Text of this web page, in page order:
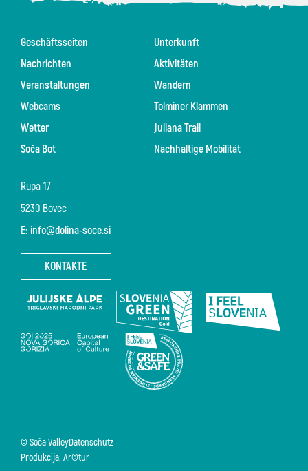
Rupa 17
5230 Bovec
E: info@dolina-soce.si
KONTAKTE
Geschäftsseiten
Nachrichten
Veranstaltungen
Webcams
Wetter
Soča Bot
Unterkunft
Aktivitäten
Wandern
Tolminer Klammen
Juliana Trail
Nachhaltige Mobilität
© Soča ValleyDatenschutz
Produkcija: Ar©tur